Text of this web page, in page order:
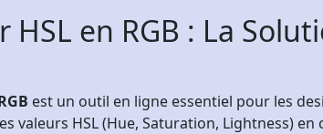
HSL en RGB : La
est un outil en ligne essentiel pour les
HSL (Hue, Saturation, Lightness) en